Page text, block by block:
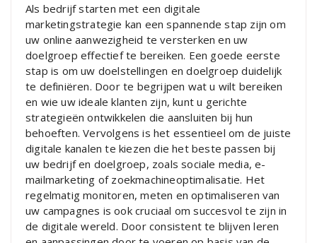
Als bedrijf starten met een digitale
marketingstrategie kan een spannende stap zijn om
uw online aanwezigheid te versterken en uw
doelgroep effectief te bereiken. Een goede eerste
stap is om uw doelstellingen en doelgroep duidelijk
te definiëren. Door te begrijpen wat u wilt bereiken
en wie uw ideale klanten zijn, kunt u gerichte
strategieën ontwikkelen die aansluiten bij hun
behoeften. Vervolgens is het essentieel om de juiste
digitale kanalen te kiezen die het beste passen bij
uw bedrijf en doelgroep, zoals sociale media, e-
mailmarketing of zoekmachineoptimalisatie. Het
regelmatig monitoren, meten en optimaliseren van
uw campagnes is ook cruciaal om succesvol te zijn in
de digitale wereld. Door consistent te blijven leren